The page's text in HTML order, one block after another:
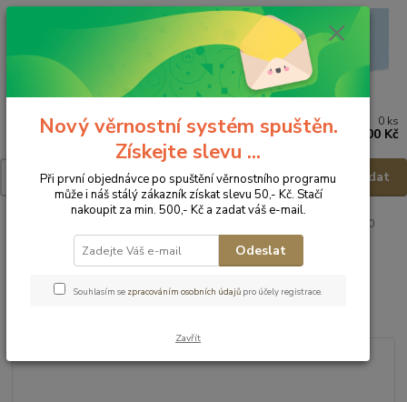
Menu
Hledat
0 ks
0,00 Kč
Ponte20
Zimní obuv DA07-4-2201A - vel.26
Ponte20 Zimní obuv DA07-4-
2201A - vel.26
Nový věrnostní systém spuštěn.
Získejte slevu ...
Při první objednávce po spuštění věrnostního programu
může i náš stálý zákazník získat slevu 50,- Kč. Stačí
nakoupit za min. 500,- Kč a zadat váš e-mail.
Odeslat
Souhlasím se zpracováním osobních údajů pro účely registrace.
Zavřít